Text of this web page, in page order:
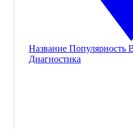
Название Популярность
Диагностика